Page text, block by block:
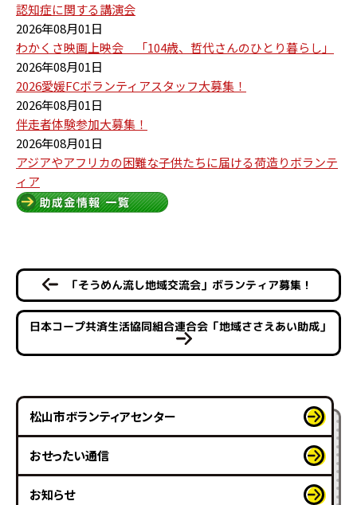
認知症に関する講演会
2026年08月01日
わかくさ映画上映会 「104歳、哲代さんのひとり暮らし」
2026年08月01日
2026愛媛FCボランティアスタッフ大募集！
2026年08月01日
伴走者体験参加大募集！
2026年08月01日
アジアやアフリカの困難な子供たちに届ける荷造りボランテ
ィア
「そうめん流し地域交流会」ボランティア募集！
日本コープ共済生活協同組合連合会「地域ささえあい助成」
松山市ボランティアセンター
おせったい通信
お知らせ